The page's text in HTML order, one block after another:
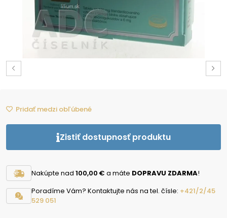
Pridať medzi obľúbené
Zistiť dostupnosť produktu
Nakúpte nad 100,00 € a máte DOPRAVU ZDARMA!
Poradíme Vám? Kontaktujte nás na tel. čísle: +421/2/45
529 051